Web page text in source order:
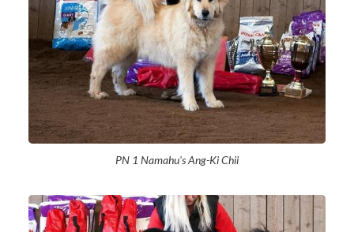
PN 1 Namahu's Ang-Ki Chii